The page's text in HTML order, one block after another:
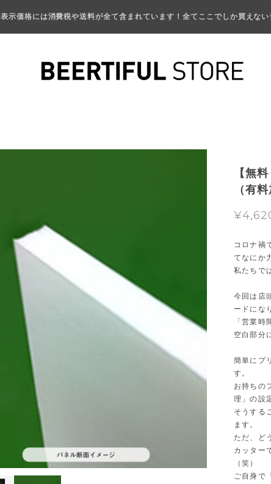
表示価格には消費税や送料が全て含まれています！全てここでしか買えない
【無
（有
コロナ禍
てなにか
私たちで
今回は店
ードにな
「営業時
空白部分
簡単にプ
す。
お持ちの
理」の設
そうする
ます。
ただ、ど
カッター
（笑）
ご自身で